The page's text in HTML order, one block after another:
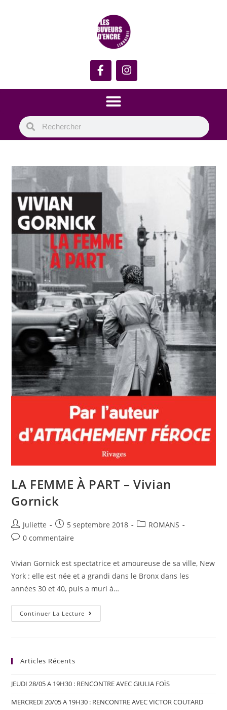
LA FEMME À PART – Vivian
Gornick
Juliette 5 septembre 2018
ROMANS
0 commentaire
Vivian Gornick est spectatrice et amoureuse de sa ville, New
York : elle est née et a grandi dans le Bronx dans les
années 30 et 40, puis a muri à…
Continuer La Lecture
Articles Récents
JEUDI 28/05 A 19H30 : RENCONTRE AVEC GIULIA FOÏS
MERCREDI 20/05 A 19H30 : RENCONTRE AVEC VICTOR COUTARD